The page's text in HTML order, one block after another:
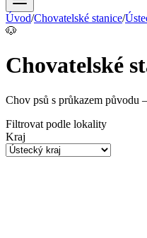
Úvod/Chovatelské stanice/
🐶
Chovatelské
Chov psů s průkazem původu
Filtrovat podle lokality
Kraj